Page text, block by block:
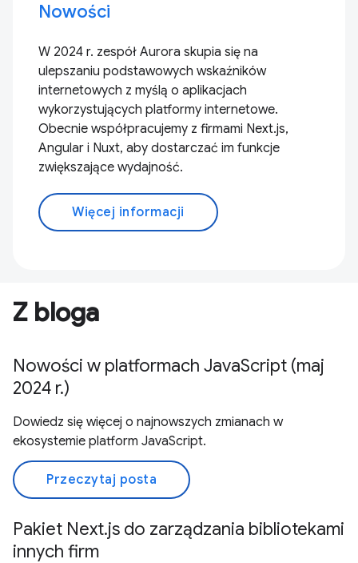
Nowości
W 2024 r. zespół Aurora skupia się na
ulepszaniu podstawowych wskaźników
internetowych z myślą o aplikacjach
wykorzystujących platformy internetowe.
Obecnie współpracujemy z firmami Next.js,
Angular i Nuxt, aby dostarczać im funkcje
zwiększające wydajność.
Więcej informacji
Z bloga
Nowości w platformach JavaScript (maj
2024 r.)
Dowiedz się więcej o najnowszych zmianach w
ekosystemie platform JavaScript.
Przeczytaj posta
Pakiet Next.js do zarządzania bibliotekami
innych firm